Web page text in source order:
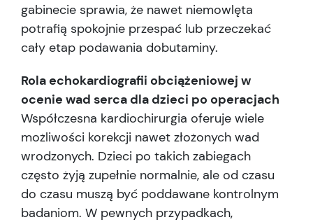
gabinecie sprawia, że nawet niemowlęta
potrafią spokojnie przespać lub przeczekać
cały etap podawania dobutaminy.
Rola echokardiografii obciążeniowej w
ocenie wad serca dla dzieci po operacjach
Współczesna kardiochirurgia oferuje wiele
możliwości korekcji nawet złożonych wad
wrodzonych. Dzieci po takich zabiegach
często żyją zupełnie normalnie, ale od czasu
do czasu muszą być poddawane kontrolnym
badaniom. W pewnych przypadkach,